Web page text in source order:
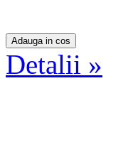
Detalii »